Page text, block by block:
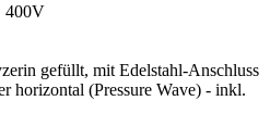
400V
gefüllt, mit Edelstahl-Anschluss
horizontal (Pressure Wave) - inkl.